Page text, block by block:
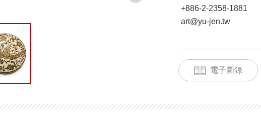
+886-2-2358-1881
art@yu-jen.tw
電子圖錄